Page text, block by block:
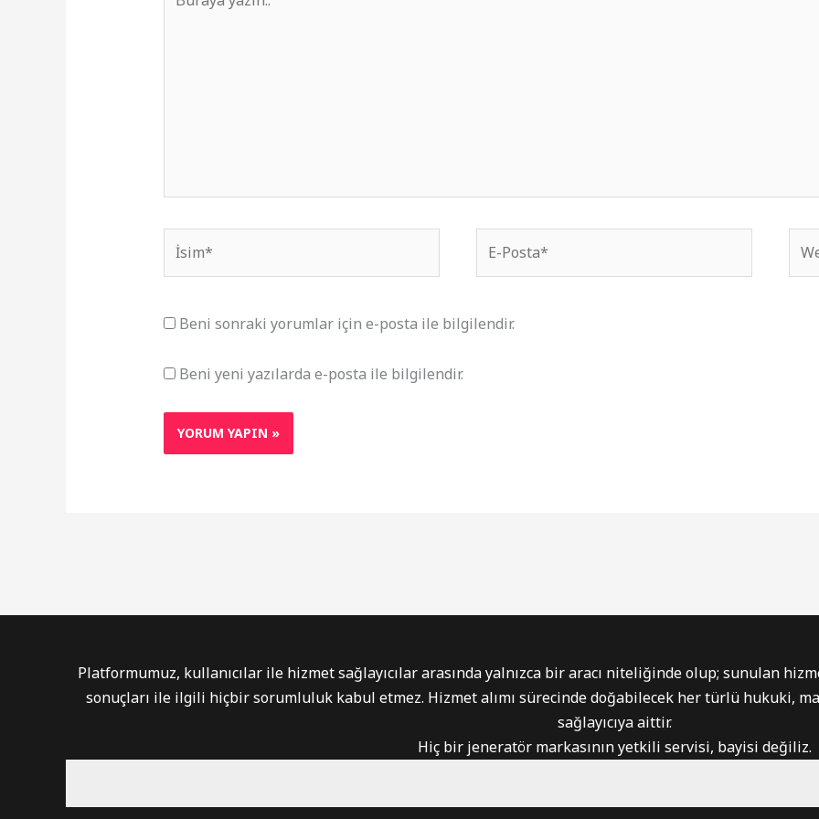
yazın..
İsim*
Posta*
Beni sonraki yorumlar için e-posta ile bilgilendir.
Beni yeni yazılarda e-posta ile bilgilendir.
Platformumuz, kullanıcılar ile hizmet sağlayıcılar arasında yalnızca bir aracı niteliğinde olup; sunulan
sonuçları ile ilgili hiçbir sorumluluk kabul etmez. Hizmet alımı sürecinde doğabilecek her türlü hukuki,
sağlayıcıya aittir.
Hiç bir jeneratör markasının yetkili servisi, bayisi değiliz.